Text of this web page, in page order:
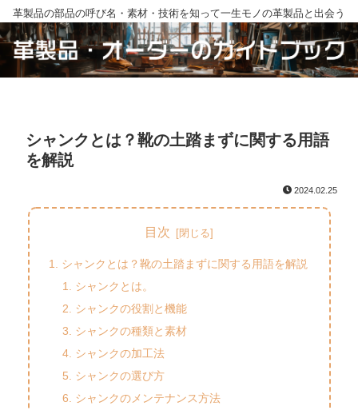
革製品の部品の呼び名・素材・技術を知って一生モノの革製品と出会う
シャンクとは？靴の土踏まずに関する用語
を解説
2024.02.25
目次
シャンクとは？靴の土踏まずに関する用語を解説
シャンクとは。
シャンクの役割と機能
シャンクの種類と素材
シャンクの加工法
シャンクの選び方
シャンクのメンテナンス方法